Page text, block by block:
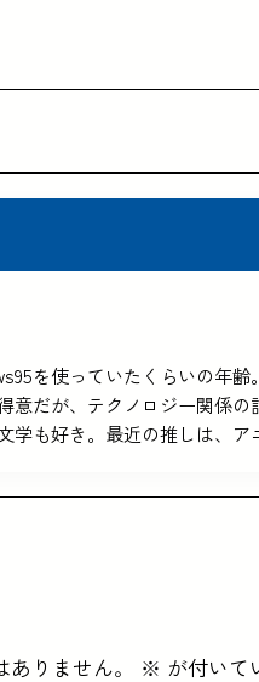
を使っていたくらいの年
意だが、テクノロジー関係
学も好き。最近の推しは、ア
りません。 ※ が付いて